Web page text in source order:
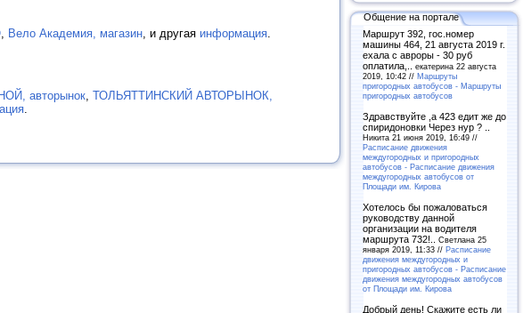
, Вело Академия, магазин, и другая информация.
авторынок, ТОЛЬЯТТИНСКИЙ АВТОРЫНОК,
.
Общение на портале
Маршрут 392, гос.номер
машины 464, 21 августа 2019 г.
ехала с авроры - 30 руб
оплатила,.. екатерина 22 августа
2019, 10:42 // Маршруты
пригородных автобусов - Маршруты
пригородных автобусов
Здравствуйте ,а 423 едит же до
спиридоновки Через нур ? ..
Никита 21 июня 2019, 16:49 //
Расписание движения
междугородных и пригородных
автобусов - Расписание движения
междугородных автобусов от
Площади им. Кирова
Хотелось бы пожаловаться
руководству данной
организации на водителя
маршрута 732!.. Светлана 25
января 2019, 11:33 // Расписание
движения междугородных и
пригородных автобусов - Расписание
движения междугородных автобусов
от Площади им. Кирова
Добрый день! Скажите есть ли